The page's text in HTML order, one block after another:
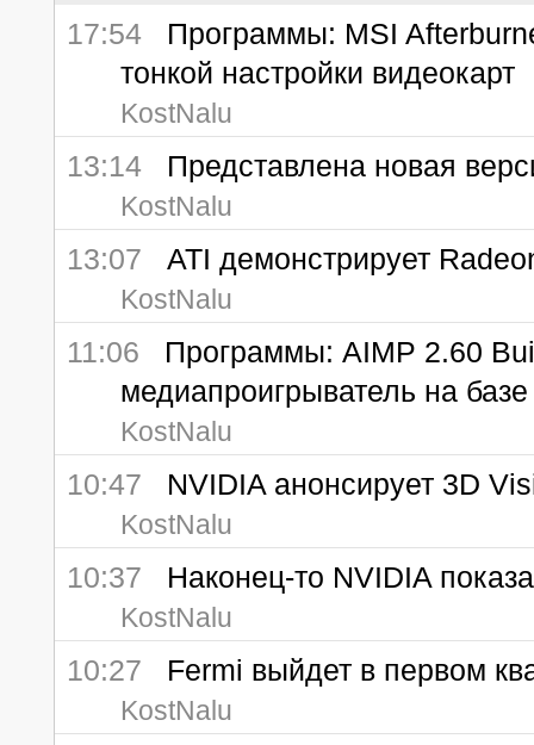
17:54 Программы: MSI
тонкой настройки видеокарт
KostNalu
13:14 Представлена новая
KostNalu
13:07 ATI демонстрирует
KostNalu
11:06 Программы: AIMP 2.60
медиапроигрыватель на
KostNalu
10:47 NVIDIA анонсирует 3D
KostNalu
10:37 Наконец-то NVIDIA
KostNalu
10:27 Fermi выйдет в первом
KostNalu